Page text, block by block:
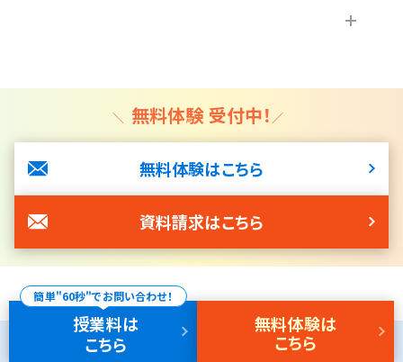
います。 また、欠席者用に受けられなかった授業と同じ単元のも
ころを質問いただくことが可能です。小学生の生徒さんについて
は、正しい学習方法を学ぶ「パワーアップ特訓」という授業や、
「自宅学習プラン」を使って、学習習慣が身につくように指導させ
ていただきます。その結果、習い事と通塾を両立している生徒さ
んが多くいらっしゃいます。
＊総合進学コースの場合
無料体験 受付中！
無料体験はこちら
資料請求はこちら
授業料は
こちら
簡単"60秒"でお問い合わせ！
無料体験は
こちら